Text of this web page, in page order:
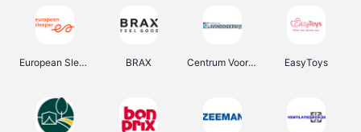
European Sleeper BRAX Centrum Voor Avondonderwijs EasyToys